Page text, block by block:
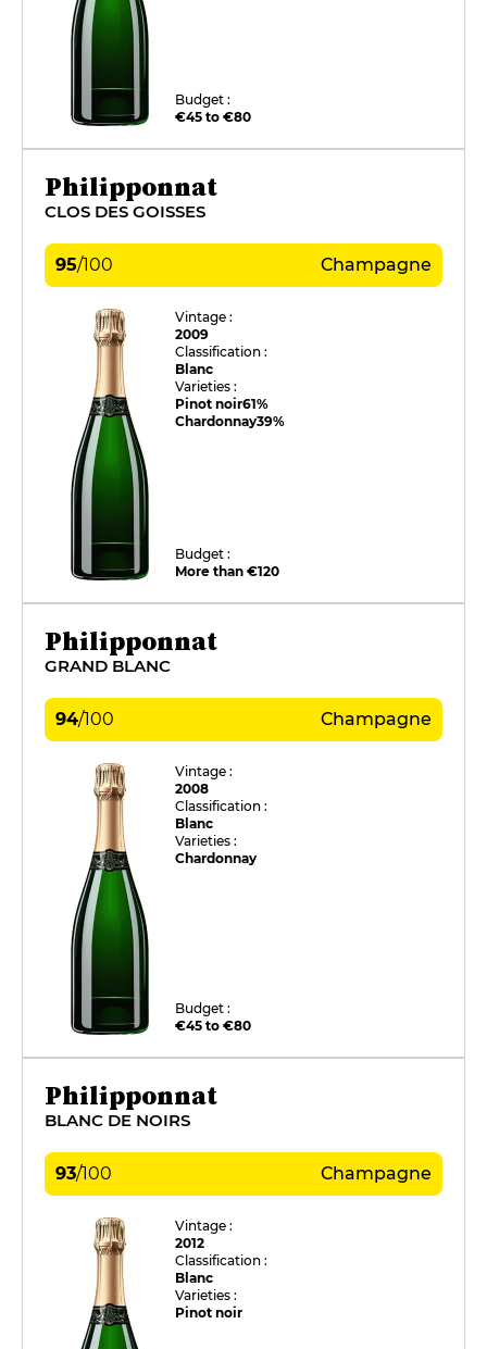
Budget :
€45 to €80
Philipponnat
CLOS DES GOISSES
95/100 Champagne
Vintage :
2009
Classification :
Blanc
Varieties :
Pinot noir61%
Chardonnay39%
Budget :
More than €120
Philipponnat
GRAND BLANC
94/100 Champagne
Vintage :
2008
Classification :
Blanc
Varieties :
Chardonnay
Budget :
€45 to €80
Philipponnat
BLANC DE NOIRS
93/100 Champagne
Vintage :
2012
Classification :
Blanc
Varieties :
Pinot noir